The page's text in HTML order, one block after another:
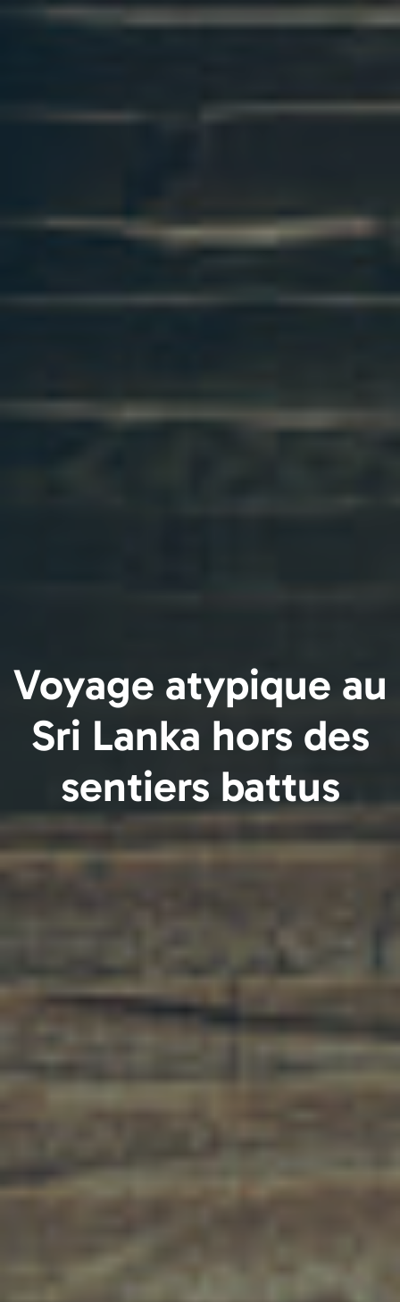
Voyage atypique au
Sri Lanka hors des
sentiers battus